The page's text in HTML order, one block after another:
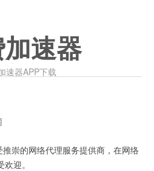
速器
速器APP下载
崇的网络代理服务提供商，在网络
迎。